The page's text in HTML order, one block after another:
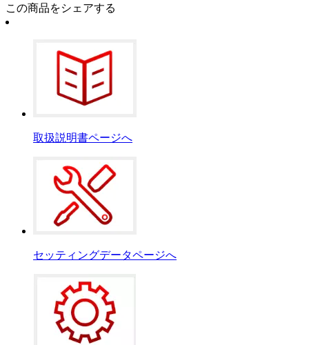
この商品をシェアする
取扱説明書ページへ
セッティングデータページへ